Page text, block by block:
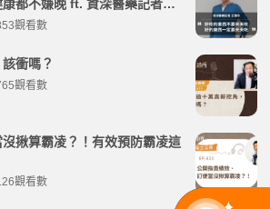
都不嫌晚 ft. 資深醫藥記者王
AI 點亮第二人生 EP282
觀看數
衝嗎？
觀看數
揪算霸凌？！有效預防霸凌這
觀看數